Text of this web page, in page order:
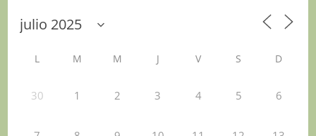
L M M J V S D
30 1 2 3 4 5 6